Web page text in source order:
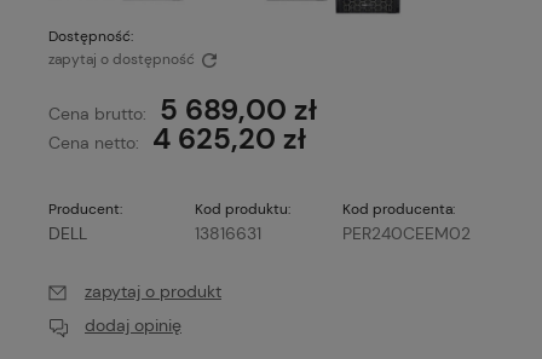
Dostępność:
zapytaj o dostępność
Cena brutto: 5 689,00 zł
Cena netto: 4 625,20 zł
Producent:
DELL
Kod produktu:
13816631
Kod producenta:
PER240CEEM02
zapytaj o produkt
dodaj opinię